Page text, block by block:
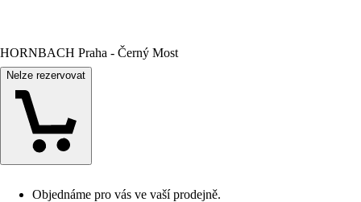
HORNBACH Praha - Černý Most
Nelze rezervovat
Objednáme pro vás ve vaší prodejně.